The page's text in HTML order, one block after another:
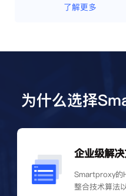
了解更多
为什么选择
企业级解
Smartproxy的
整合技术算法